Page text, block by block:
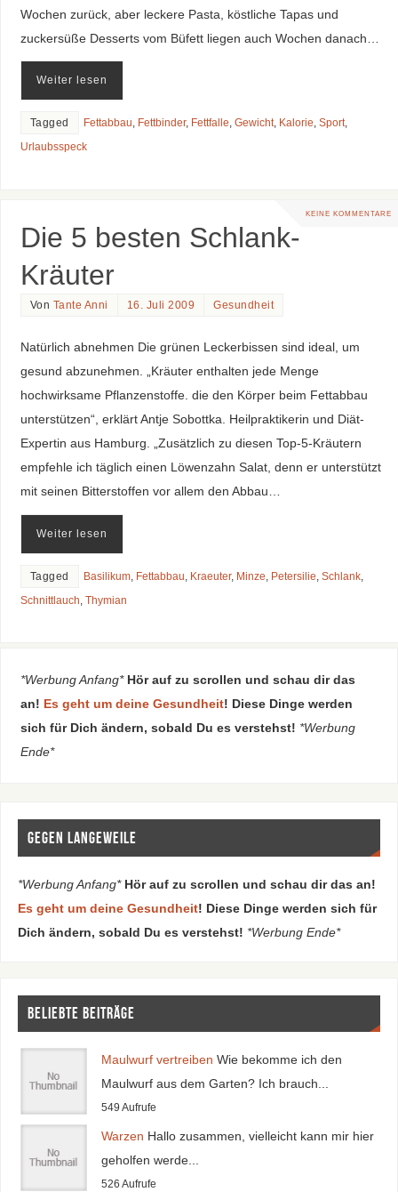
Wochen zurück, aber leckere Pasta, köstliche Tapas und
zuckersüße Desserts vom Büfett liegen auch Wochen danach…
Weiter lesen
Tagged Fettabbau, Fettbinder, Fettfalle, Gewicht, Kalorie, Sport,
Urlaubsspeck
KEINE KOMMENTARE
Die 5 besten Schlank-
Kräuter
Von Tante Anni 16. Juli 2009 Gesundheit
Natürlich abnehmen Die grünen Leckerbissen sind ideal, um
gesund abzunehmen. „Kräuter enthalten jede Menge
hochwirksame Pflanzenstoffe. die den Körper beim Fettabbau
unterstützen“, erklärt Antje Sobottka. Heilpraktikerin und Diät-
Expertin aus Hamburg. „Zusätzlich zu diesen Top-5-Kräutern
empfehle ich täglich einen Löwenzahn Salat, denn er unterstützt
mit seinen Bitterstoffen vor allem den Abbau…
Weiter lesen
Tagged Basilikum, Fettabbau Kraeuter, Minze Petersilie Schlank,
Schnittlauch Thymian
*Werbung Anfang* Hör auf zu scrollen und schau dir das
an! Es geht um deine Gesundheit! Diese Dinge werden
sich für Dich ändern, sobald Du es verstehst! *Werbung
Ende*
Gegen Langeweile
*Werbung Anfang* Hör auf zu scrollen und schau dir das an!
Es geht um deine Gesundheit! Diese Dinge werden sich für
Dich ändern, sobald Du es verstehst! *Werbung Ende*
Beliebte Beiträge
Maulwurf vertreiben Wie bekomme ich den
Maulwurf aus dem Garten? Ich brauch...
549 Aufrufe
Warzen Hallo zusammen, vielleicht kann mir hier
geholfen werde...
526 Aufrufe